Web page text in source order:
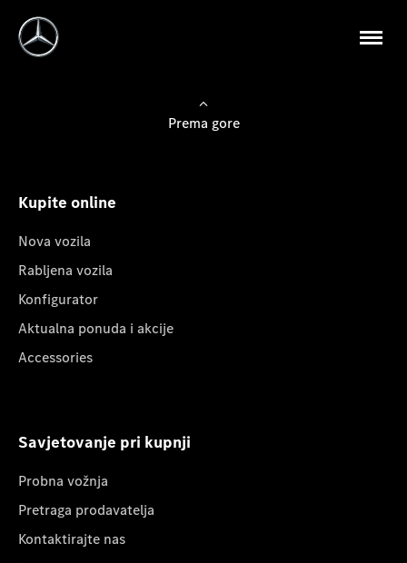
Prema gore
Kupite online
Nova vozila
Rabljena vozila
Konfigurator
Aktualna ponuda i akcije
Accessories
Savjetovanje pri kupnji
Probna vožnja
Pretraga prodavatelja
Kontaktirajte nas